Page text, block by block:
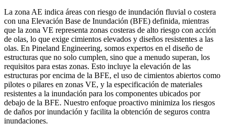
La zona AE indica áreas con riesgo de inundación fluvial o costera
con una Elevación Base de Inundación (BFE) definida, mientras
que la zona VE representa zonas costeras de alto riesgo con acción
de olas, lo que exige cimientos elevados y diseños resistentes a las
olas. En Pineland Engineering, somos expertos en el diseño de
estructuras que no solo cumplen, sino que a menudo superan, los
requisitos para estas zonas. Esto incluye la elevación de las
estructuras por encima de la BFE, el uso de cimientos abiertos como
pilotes o pilares en zonas VE, y la especificación de materiales
resistentes a la inundación para los componentes ubicados por
debajo de la BFE. Nuestro enfoque proactivo minimiza los riesgos
de daños por inundación y facilita la obtención de seguros contra
inundaciones.